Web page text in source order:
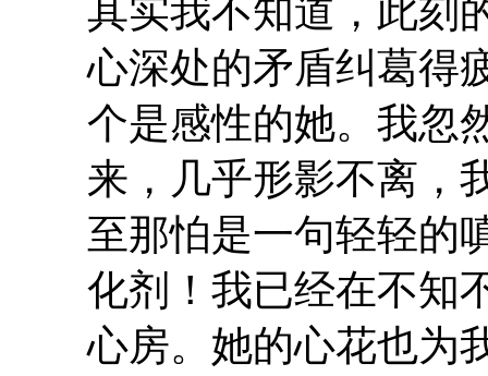
其实我不知道，此刻
心深处的矛盾纠葛得
个是感性的她。我忽
来，几乎形影不离，
至那怕是一句轻轻的
化剂！我已经在不知
心房。她的心花也为